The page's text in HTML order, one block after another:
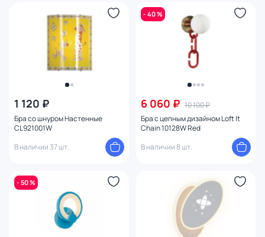
1 120 ₽
Бра со шнуром Настенные
CL921001W
В наличии 37 шт.
- 40 %
6 060 ₽ 10 100 ₽
Бра с цепным дизайном Loft It
Chain 10128W Red
В наличии 8 шт.
- 50 %